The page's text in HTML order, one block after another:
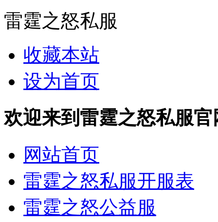
雷霆之怒私服
收藏本站
设为首页
欢迎来到雷霆之怒私服
网站首页
雷霆之怒私服开服表
雷霆之怒公益服